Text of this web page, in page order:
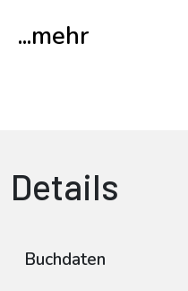
...mehr
Details
Buchdaten